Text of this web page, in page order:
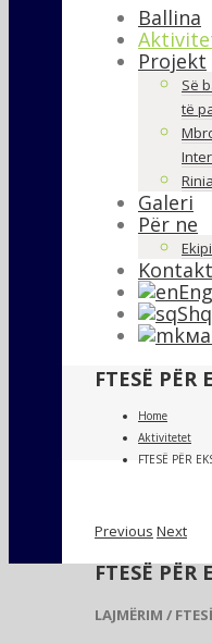
Ballina
Projekt
Së
të
Rinia
Galeri
Për ne
Ekipi
Kontakt
FTESË PËR
Home
Aktivitetet
FTESË PËR
Previous Next
FTESË PËR
LAJMËRIM /